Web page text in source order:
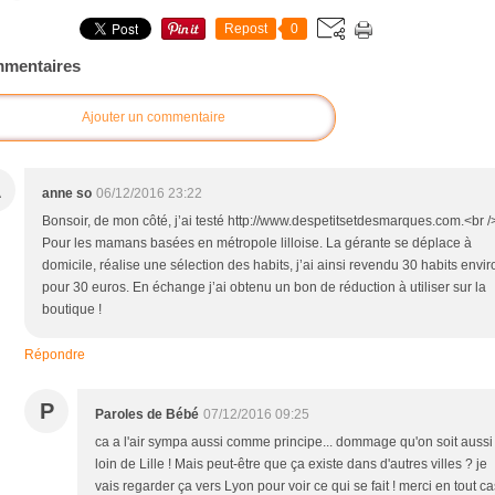
Repost 0
Ajouter un commentaire
anne so 06/12/2016 23:22
Bonsoir, de mon côté, j’ai testé http://www.despetitsetdesmarques.com.<br /
Pour les mamans basées en métropole lilloise. La gérante se déplace à
domicile, réalise une sélection des habits, j’ai ainsi revendu 30 habits
pour 30 euros. En échange j’ai obtenu un bon de réduction à utiliser sur la
boutique !
Répondre
P Paroles de Bébé 07/12/2016 09:25
ca a l'air sympa aussi comme principe... dommage qu'on soit aussi
loin de Lille ! Mais peut-être que ça existe dans d'autres villes ? je
vais regarder ça vers Lyon pour voir ce qui se fait ! merci en tout